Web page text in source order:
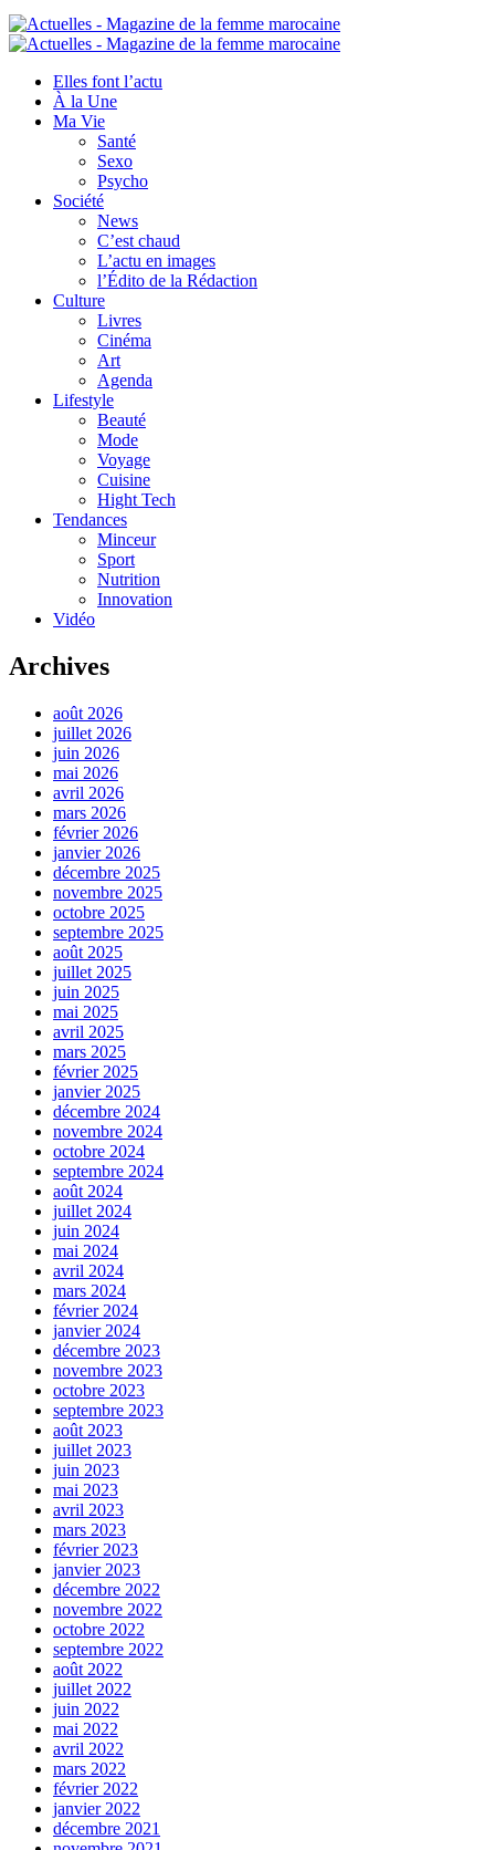
Elles font l’actu
À la Une
Ma Vie
Santé
Sexo
Psycho
Société
News
C’est chaud
L’actu en images
l’Édito de la Rédaction
Culture
Livres
Cinéma
Art
Agenda
Lifestyle
Beauté
Mode
Voyage
Cuisine
Hight Tech
Tendances
Minceur
Sport
Nutrition
Innovation
Vidéo
Archives
août 2026
juillet 2026
juin 2026
mai 2026
avril 2026
mars 2026
février 2026
janvier 2026
décembre 2025
novembre 2025
octobre 2025
septembre 2025
août 2025
juillet 2025
juin 2025
mai 2025
avril 2025
mars 2025
février 2025
janvier 2025
décembre 2024
novembre 2024
octobre 2024
septembre 2024
août 2024
juillet 2024
juin 2024
mai 2024
avril 2024
mars 2024
février 2024
janvier 2024
décembre 2023
novembre 2023
octobre 2023
septembre 2023
août 2023
juillet 2023
juin 2023
mai 2023
avril 2023
mars 2023
février 2023
janvier 2023
décembre 2022
novembre 2022
octobre 2022
septembre 2022
août 2022
juillet 2022
juin 2022
mai 2022
avril 2022
mars 2022
février 2022
janvier 2022
décembre 2021